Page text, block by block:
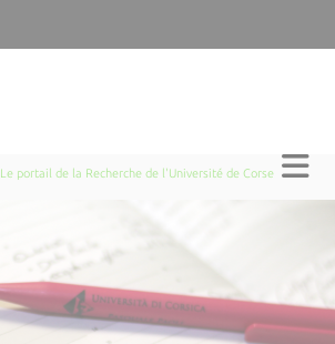
Le portail de la Recherche de l'Université de Corse